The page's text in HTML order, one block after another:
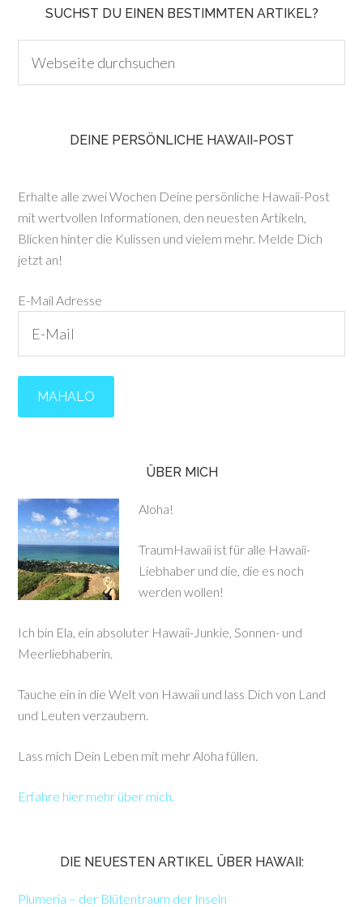
SUCHST DU EINEN BESTIMMTEN ARTIKEL?
DEINE PERSÖNLICHE HAWAII-POST
Erhalte alle zwei Wochen Deine persönliche Hawaii-Post
mit wertvollen Informationen, den neuesten Artikeln,
Blicken hinter die Kulissen und vielem mehr. Melde Dich
jetzt an!
E-Mail Adresse
ÜBER MICH
Aloha!
TraumHawaii ist für alle Hawaii-
Liebhaber und die, die es noch
werden wollen!
Ich bin Ela, ein absoluter Hawaii-Junkie, Sonnen- und
Meerliebhaberin.
Tauche ein in die Welt von Hawaii und lass Dich von Land
und Leuten verzaubern.
Lass mich Dein Leben mit mehr Aloha füllen.
Erfahre hier mehr über mich.
DIE NEUESTEN ARTIKEL ÜBER HAWAII:
Plumeria – der Blütentraum der Inseln